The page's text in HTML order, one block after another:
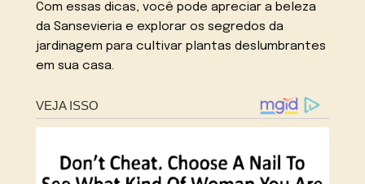
Com essas dicas, você pode apreciar a beleza
da Sansevieria e explorar os segredos da
jardinagem para cultivar plantas deslumbrantes
em sua casa.